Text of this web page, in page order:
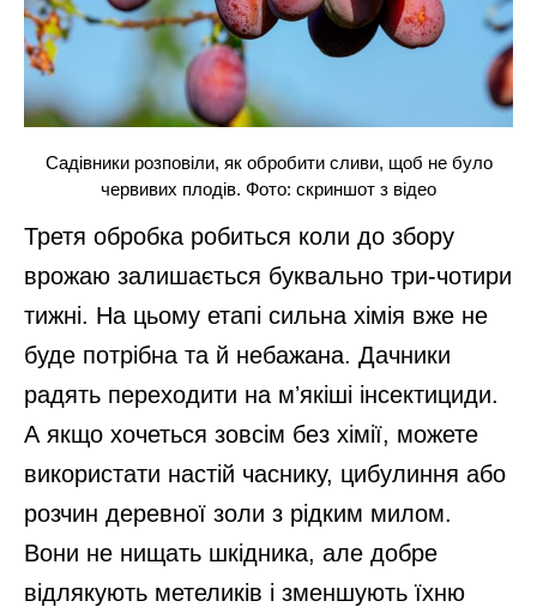
Садівники розповіли, як обробити сливи, щоб не було
червивих плодів. Фото: скриншот з відео
Третя обробка робиться коли до збору
врожаю залишається буквально три-чотири
тижні. На цьому етапі сильна хімія вже не
буде потрібна та й небажана. Дачники
радять переходити на мʼякіші інсектициди.
А якщо хочеться зовсім без хімії, можете
використати настій часнику, цибулиння або
розчин деревної золи з рідким милом.
Вони не нищать шкідника, але добре
відлякують метеликів і зменшують їхню